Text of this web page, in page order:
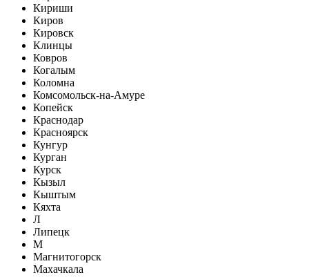
Кириши
Киров
Кировск
Клинцы
Ковров
Когалым
Коломна
Комсомольск-на-Амуре
Копейск
Краснодар
Красноярск
Кунгур
Курган
Курск
Кызыл
Кыштым
Кяхта
Л
Липецк
М
Магнитогорск
Махачкала